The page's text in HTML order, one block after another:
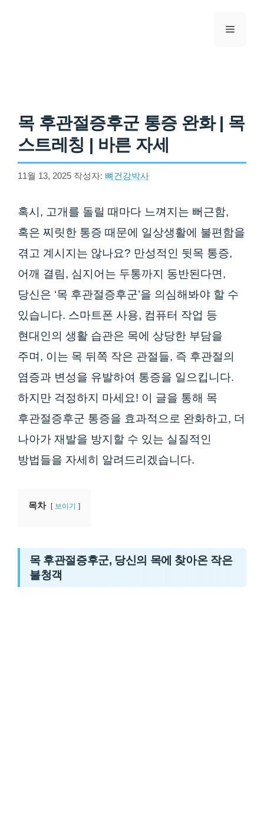
메뉴
목 후관절증후군 통증 완화 | 목
스트레칭 | 바른 자세
11월 13, 2025 작성자: 뼈건강박사
혹시, 고개를 돌릴 때마다 느껴지는 뻐근함,
혹은 찌릿한 통증 때문에 일상생활에 불편함을
겪고 계시지는 않나요? 만성적인 뒷목 통증,
어깨 결림, 심지어는 두통까지 동반된다면,
당신은 ‘목 후관절증후군’을 의심해봐야 할 수
있습니다. 스마트폰 사용, 컴퓨터 작업 등
현대인의 생활 습관은 목에 상당한 부담을
주며, 이는 목 뒤쪽 작은 관절들, 즉 후관절의
염증과 변성을 유발하여 통증을 일으킵니다.
하지만 걱정하지 마세요! 이 글을 통해 목
후관절증후군 통증을 효과적으로 완화하고, 더
나아가 재발을 방지할 수 있는 실질적인
방법들을 자세히 알려드리겠습니다.
목차 보이기
목 후관절증후군, 당신의 목에 찾아온 작은
불청객